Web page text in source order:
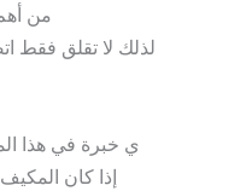
من
لذلك لا تقلق فقط
ي خبرة في هذا
إذا كان